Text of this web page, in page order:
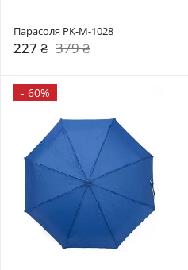
Парасоля PK-M-1028
227 ₴ 379 ₴
- 60%